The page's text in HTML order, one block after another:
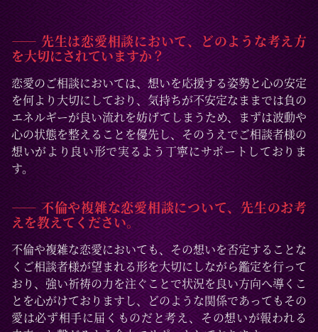
―― 先生は恋愛相談において、どのような考え方
を大切にされていますか？
恋愛のご相談においては、想いを応援する姿勢と心の安定
を何より大切にしており、気持ちが不安定なままでは負の
エネルギーが良い流れを妨げてしまうため、まずは波動や
心の状態を整えることを優先し、そのうえでご相談者様の
想いがより良い形で実るよう丁寧にサポートしておりま
す。
―― 不倫や複雑な恋愛相談について、先生のお考
えを教えてください。
不倫や複雑な恋愛においても、その想いを否定することな
くご相談者様が望まれる形を大切にしながら鑑定を行って
おり、強い祈祷の力を注ぐことで状況を良い方向へ導くこ
とを心がけておりますし、どのような関係であってもその
愛は必ず相手に届くものだと考え、その想いが報われる